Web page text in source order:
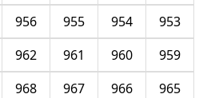
953
954
955
956
959
960
961
962
965
966
967
968